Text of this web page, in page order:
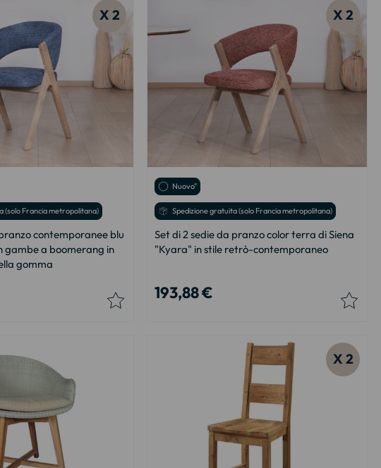
X 2
(solo Francia metropolitana)
contemporanee blu
gambe a boomerang in
gomma
X 2
Nuovo"
Spedizione gratuita (solo Francia metropolitana)
Set di 2 sedie da pranzo color terra di Siena
"Kyara" in stile retrò-contemporaneo
193,88 €
X 2